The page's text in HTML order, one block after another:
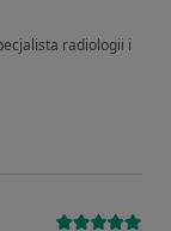
radiologii i